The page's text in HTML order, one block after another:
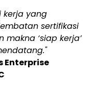
kerja yang
sertifikasi
‘siap kerja’
Enterprise